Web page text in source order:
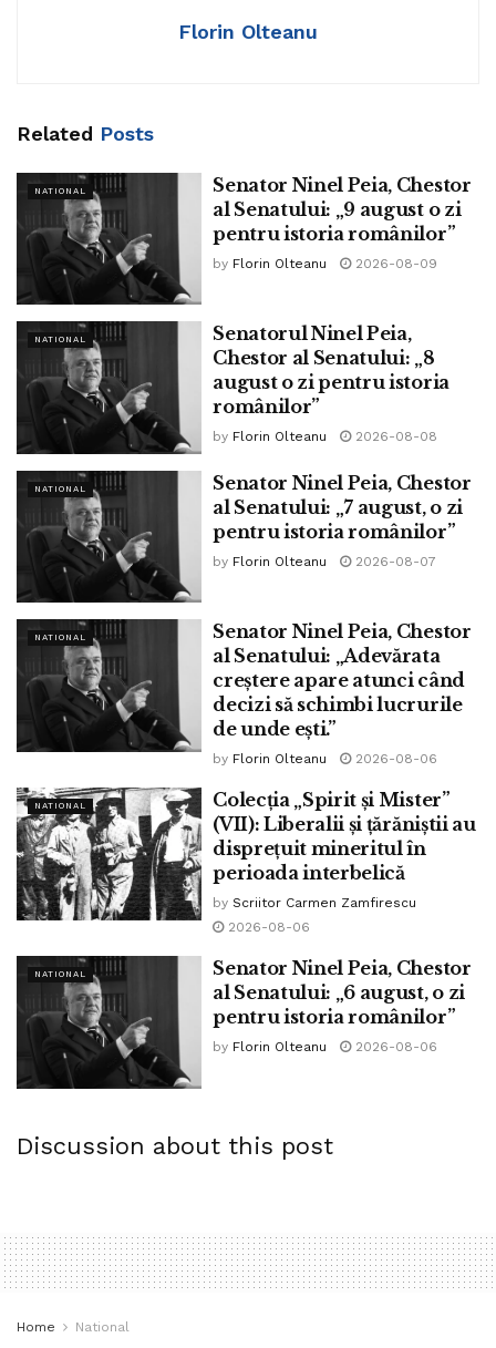
regimul comunist în zilele de 27-28 aprilie 1984.
Tags: ninel peia
Florin Olteanu
Related Posts
NATIONAL
Senator Ninel Peia, Chestor
al Senatului: „9 august o zi
pentru istoria românilor”
by Florin Olteanu 2026-08-09
NATIONAL
Senatorul Ninel Peia,
Chestor al Senatului: „8
august o zi pentru istoria
românilor”
by Florin Olteanu 2026-08-08
NATIONAL
Senator Ninel Peia, Chestor
al Senatului: „7 august, o zi
pentru istoria românilor”
by Florin Olteanu 2026-08-07
NATIONAL
Senator Ninel Peia, Chestor
al Senatului: „Adevărata
creștere apare atunci când
decizi să schimbi lucrurile
de unde ești.”
by Florin Olteanu 2026-08-06
NATIONAL
Colecția „Spirit și Mister”
(VII): Liberalii și țărăniștii au
disprețuit mineritul în
perioada interbelică
by Scriitor Carmen Zamfirescu
2026-08-06
NATIONAL
Senator Ninel Peia, Chestor
al Senatului: „6 august, o zi
pentru istoria românilor”
by Florin Olteanu 2026-08-06
Discussion about this post
Home National